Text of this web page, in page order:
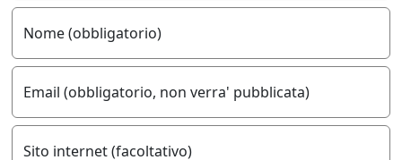
Nome (obbligatorio)
Email (obbligatorio, non verra' pubblicata)
Sito internet (facoltativo)